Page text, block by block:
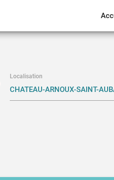
Localisation